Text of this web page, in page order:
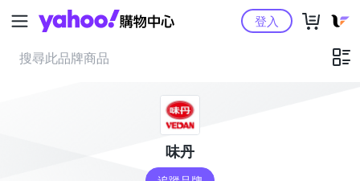
Yahoo購物中心登入
味丹